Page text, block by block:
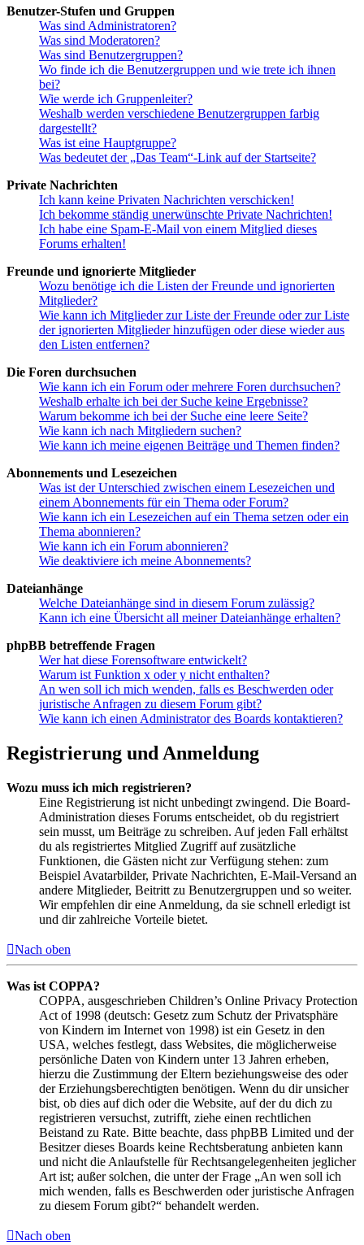
Benutzer-Stufen und Gruppen
Was sind Administratoren?
Was sind Moderatoren?
Was sind Benutzergruppen?
Wo finde ich die Benutzergruppen und wie trete ich ihnen
bei?
Wie werde ich Gruppenleiter?
Weshalb werden verschiedene Benutzergruppen farbig
dargestellt?
Was ist eine Hauptgruppe?
Was bedeutet der „Das Team“-Link auf der Startseite?
Private Nachrichten
Ich kann keine Privaten Nachrichten verschicken!
Ich bekomme ständig unerwünschte Private Nachrichten!
Ich habe eine Spam-E-Mail von einem Mitglied dieses
Forums erhalten!
Freunde und ignorierte Mitglieder
Wozu benötige ich die Listen der Freunde und ignorierten
Mitglieder?
Wie kann ich Mitglieder zur Liste der Freunde oder zur Liste
der ignorierten Mitglieder hinzufügen oder diese wieder aus
den Listen entfernen?
Die Foren durchsuchen
Wie kann ich ein Forum oder mehrere Foren durchsuchen?
Weshalb erhalte ich bei der Suche keine Ergebnisse?
Warum bekomme ich bei der Suche eine leere Seite?
Wie kann ich nach Mitgliedern suchen?
Wie kann ich meine eigenen Beiträge und Themen finden?
Abonnements und Lesezeichen
Was ist der Unterschied zwischen einem Lesezeichen und
einem Abonnements für ein Thema oder Forum?
Wie kann ich ein Lesezeichen auf ein Thema setzen oder ein
Thema abonnieren?
Wie kann ich ein Forum abonnieren?
Wie deaktiviere ich meine Abonnements?
Dateianhänge
Welche Dateianhänge sind in diesem Forum zulässig?
Kann ich eine Übersicht all meiner Dateianhänge erhalten?
phpBB betreffende Fragen
Wer hat diese Forensoftware entwickelt?
Warum ist Funktion x oder y nicht enthalten?
An wen soll ich mich wenden, falls es Beschwerden oder
juristische Anfragen zu diesem Forum gibt?
Wie kann ich einen Administrator des Boards kontaktieren?
Registrierung und Anmeldung
Wozu muss ich mich registrieren?
Eine Registrierung ist nicht unbedingt zwingend. Die Board-
Administration dieses Forums entscheidet, ob du registriert
sein musst, um Beiträge zu schreiben. Auf jeden Fall erhältst
du als registriertes Mitglied Zugriff auf zusätzliche
Funktionen, die Gästen nicht zur Verfügung stehen: zum
Beispiel Avatarbilder, Private Nachrichten, E-Mail-Versand an
andere Mitglieder, Beitritt zu Benutzergruppen und so weiter.
Wir empfehlen dir eine Anmeldung, da sie schnell erledigt ist
und dir zahlreiche Vorteile bietet.
Nach oben
Was ist COPPA?
COPPA, ausgeschrieben Children’s Online Privacy Protection
Act of 1998 (deutsch: Gesetz zum Schutz der Privatsphäre
von Kindern im Internet von 1998) ist ein Gesetz in den
USA, welches festlegt, dass Websites, die möglicherweise
persönliche Daten von Kindern unter 13 Jahren erheben,
hierzu die Zustimmung der Eltern beziehungsweise des oder
der Erziehungsberechtigten benötigen. Wenn du dir unsicher
bist, ob dies auf dich oder die Website, auf der du dich zu
registrieren versuchst, zutrifft, ziehe einen rechtlichen
Beistand zu Rate. Bitte beachte, dass phpBB Limited und der
Besitzer dieses Boards keine Rechtsberatung anbieten kann
und nicht die Anlaufstelle für Rechtsangelegenheiten jeglicher
Art ist; außer solchen, die unter der Frage „An wen soll ich
mich wenden, falls es Beschwerden oder juristische Anfragen
zu diesem Forum gibt?“ behandelt werden.
Nach oben